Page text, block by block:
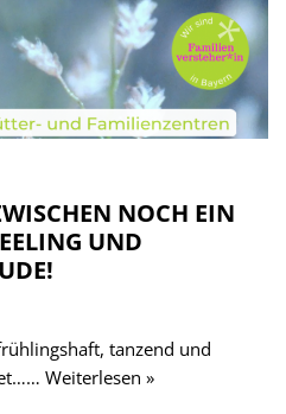
NOCH EIN
UND F
tanzend und
Weiterlesen »